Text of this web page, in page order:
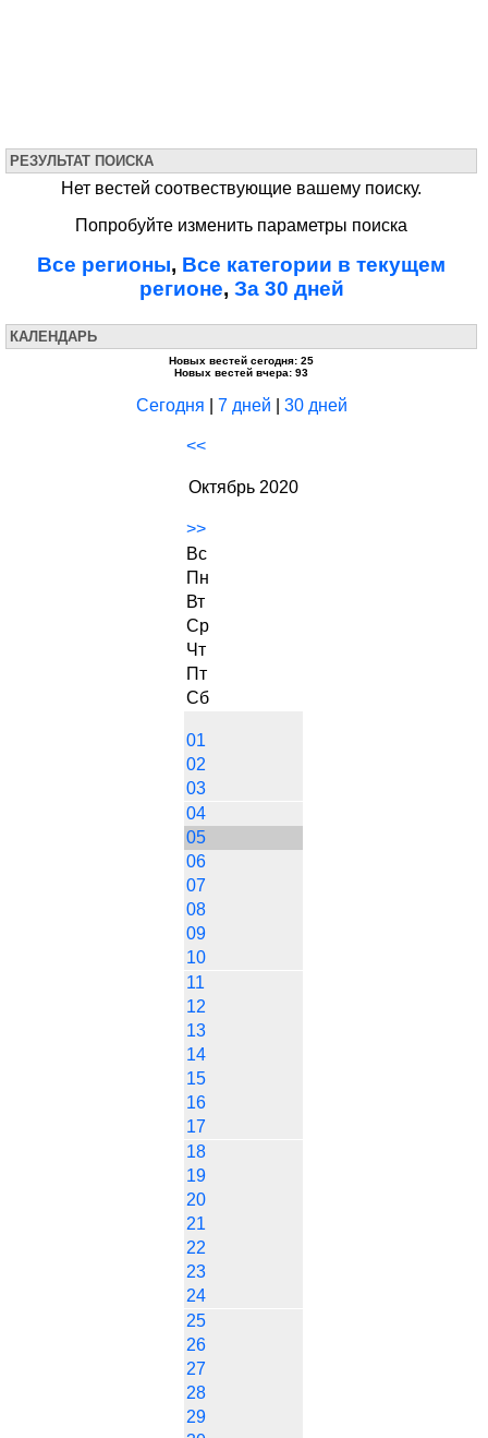
РЕЗУЛЬТАТ ПОИСКА
Нет вестей соотвествующие вашему поиску.
Попробуйте изменить параметры поиска
Все регионы, Все категории в текущем
регионе, За 30 дней
КАЛЕНДАРЬ
Новых вестей сегодня: 25
Новых вестей вчера: 93
Сегодня 7 дней 30 дней
<<
Октябрь 2020
>>
Вс
Пн
Вт
Ср
Чт
Пт
Сб
01
02
03
04
05
06
07
08
09
10
11
12
13
14
15
16
17
18
19
20
21
22
23
24
25
26
27
28
29